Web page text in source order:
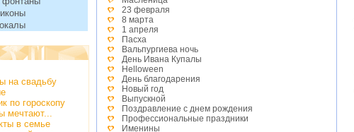
на свадьбу
по гороскопу
мечтают...
в семье
23 февраля
8 марта
1 апреля
Пасха
Вальпургиева ночь
День Ивана Купалы
Helloween
День благодарения
Новый год
Выпускной
Поздравление с днем рождения
Профессиональные праздники
Именины